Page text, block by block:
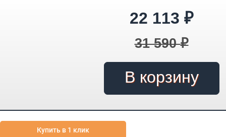
22 113 ₽
31 590₽
Купить в 1 клик